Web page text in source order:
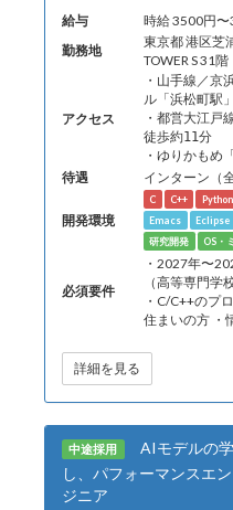
給与
時給 3500円
勤務地
東京都 港区芝
TOWER S 31階
アクセス
・山手線／京
ル「浜松町駅
・都営大江戸
徒歩約11分
・ゆりかもめ
待遇 インターン（
開発環境
C C++
Emacs
Eclipse
研究開発
OS・
必須要件
・2027年〜
（高等専門学
・C/C++のプ
住まいの方 ・
詳細を見る
中途採用
AIモデルの
し、パフォーマンスエ
ジニア